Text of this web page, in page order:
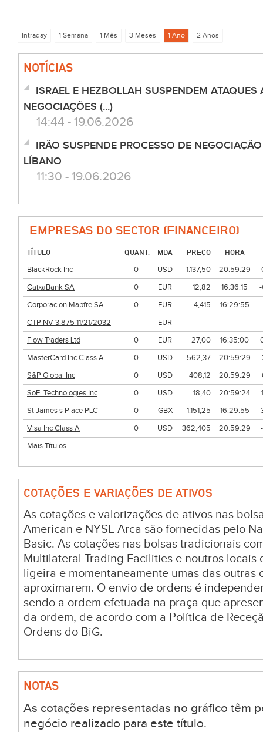
NOTÍCIAS
ISRAEL E HEZBOLLAH SUSPENDEM ATAQUES
NEGOCIAÇÕES (...)
14:44 - 19.06.2026
IRÃO SUSPENDE PROCESSO DE
LÍBANO
11:30 - 19.06.2026
EMPRESAS DO SECTOR (FINANCEIRO)
TÍTULO QUANT. MDA PREÇO
HORA
BlackRock Inc
0 USD 1.137,50 20:59:29
CaixaBank SA
0 EUR 12,82 16:36:15
Corporacion Mapfre SA
0 EUR 4,415 16:29:55
CTP NV 3.875 11/21/2032
- EUR -
-
Flow Traders Ltd
0 EUR 27,00 16:35:00
MasterCard Inc Class A
0 USD 562,37 20:59:29
S&P Global Inc
0 USD 408,12 20:59:29
SoFi Technologies Inc
0 USD 18,40 20:59:24
St James s Place PLC
0 GBX 1.151,25 16:29:55
Visa Inc Class A
0 USD 362,405 20:59:29
Mais Títulos
COTAÇÕES E VARIAÇÕES DE ATIVOS
As cotações e valorizações de ativos nas
American e NYSE Arca são fornecidas pelo
Basic. As cotações nas bolsas tradicionais
Multilateral Trading Facilities e noutros
ligeira e momentaneamente umas das outras
aproximarem. O envio de ordens é
sendo a ordem efetuada na praça que
da ordem, de acordo com a Política de
Ordens do BiG.
NOTAS
As cotações representadas no gráfico têm
negócio realizado para este título.